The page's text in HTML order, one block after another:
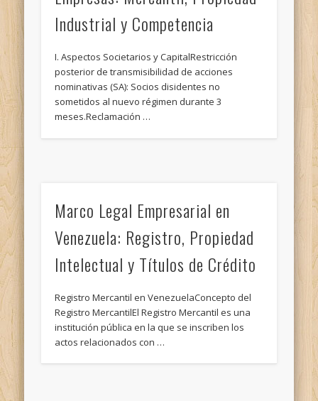
Industrial y Competencia
I. Aspectos Societarios y CapitalRestricción
posterior de transmisibilidad de acciones
nominativas (SA): Socios disidentes no
sometidos al nuevo régimen durante 3
meses.Reclamación …
Marco Legal Empresarial en
Venezuela: Registro, Propiedad
Intelectual y Títulos de Crédito
Registro Mercantil en VenezuelaConcepto del
Registro MercantilEl Registro Mercantil es una
institución pública en la que se inscriben los
actos relacionados con …